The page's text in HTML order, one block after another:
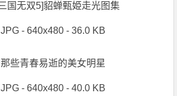
国无双5]貂蝉甄姫走光图集
JPG - 640x480 - 36.0 KB
那些青春易逝的美女明星
JPG - 640x480 - 40.0 KB